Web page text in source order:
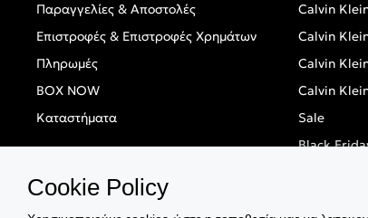
Παραγγελίες & Αποστολές
Επιστροφές & Επιστροφές Χρημάτων
Πληρωμές
BOX NOW
Καταστήματα
Calvin
Calvin
Calvin
Calvin
Sale
Black
Cookie Policy